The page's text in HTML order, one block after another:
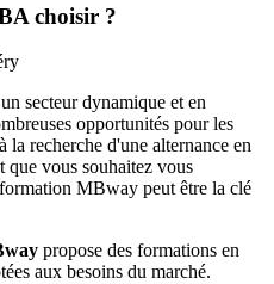
choisir ?
secteur dynamique et en
opportunités pour les
la recherche d'une alternance en
que vous souhaitez vous
MBway peut être la clé
propose des formations en
aux besoins du marché.